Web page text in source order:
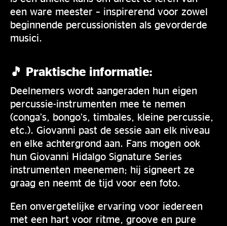
een ware meester – inspirerend voor zowel
beginnende percussionisten als gevorderde
musici.
🎵 Praktische informatie:
Deelnemers wordt aangeraden hun eigen
percussie-instrumenten mee te nemen
(conga’s, bongo’s, timbales, kleine percussie,
etc.). Giovanni past de sessie aan elk niveau
en elke achtergrond aan. Fans mogen ook
hun Giovanni Hidalgo Signature Series
instrumenten meenemen; hij signeert ze
graag en neemt de tijd voor een foto.
Een onvergetelijke ervaring voor iedereen
met een hart voor ritme, groove en pure